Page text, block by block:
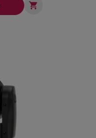
